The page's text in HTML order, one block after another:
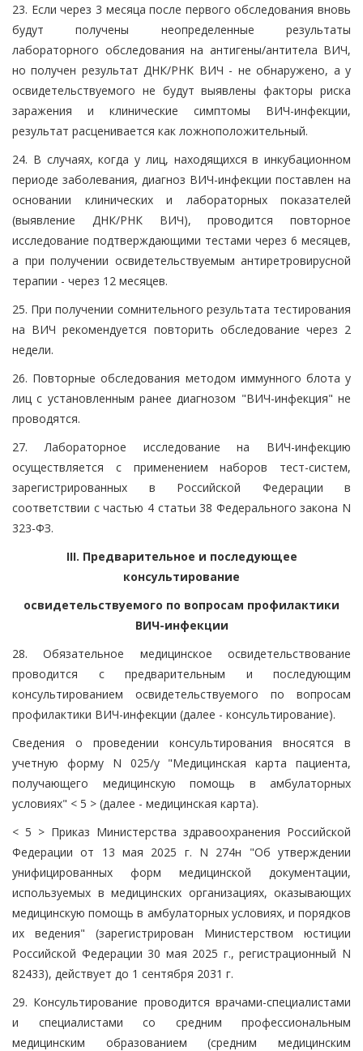
23. Если через 3 месяца после первого обследования вновь
будут получены неопределенные результаты
лабораторного обследования на антигены/антитела ВИЧ,
но получен результат ДНК/РНК ВИЧ - не обнаружено, а у
освидетельствуемого не будут выявлены факторы риска
заражения и клинические симптомы ВИЧ-инфекции,
результат расценивается как ложноположительный.
24. В случаях, когда у лиц, находящихся в инкубационном
периоде заболевания, диагноз ВИЧ-инфекции поставлен на
основании клинических и лабораторных показателей
(выявление ДНК/РНК ВИЧ), проводится повторное
исследование подтверждающими тестами через 6 месяцев,
а при получении освидетельствуемым антиретровирусной
терапии - через 12 месяцев.
25. При получении сомнительного результата тестирования
на ВИЧ рекомендуется повторить обследование через 2
недели.
26. Повторные обследования методом иммунного блота у
лиц с установленным ранее диагнозом "ВИЧ-инфекция" не
проводятся.
27. Лабораторное исследование на ВИЧ-инфекцию
осуществляется с применением наборов тест-систем,
зарегистрированных в Российской Федерации в
соответствии с частью 4 статьи 38 Федерального закона N
323-ФЗ.
III. Предварительное и последующее
консультирование
освидетельствуемого по вопросам профилактики
ВИЧ-инфекции
28. Обязательное медицинское освидетельствование
проводится с предварительным и последующим
консультированием освидетельствуемого по вопросам
профилактики ВИЧ-инфекции (далее - консультирование).
Сведения о проведении консультирования вносятся в
учетную форму N 025/у "Медицинская карта пациента,
получающего медицинскую помощь в амбулаторных
условиях" < 5 > (далее - медицинская карта).
< 5 > Приказ Министерства здравоохранения Российской
Федерации от 13 мая 2025 г. N 274н "Об утверждении
унифицированных форм медицинской документации,
используемых в медицинских организациях, оказывающих
медицинскую помощь в амбулаторных условиях, и порядков
их ведения" (зарегистрирован Министерством юстиции
Российской Федерации 30 мая 2025 г., регистрационный N
82433), действует до 1 сентября 2031 г.
29. Консультирование проводится врачами-специалистами
и специалистами со средним профессиональным
медицинским образованием (средним медицинским